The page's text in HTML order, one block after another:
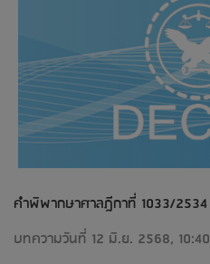
คำพิพากษาศาลฎีกาที่ 1033/2534
บทความวันที่ 12 มิ.ย. 2568, 10:40